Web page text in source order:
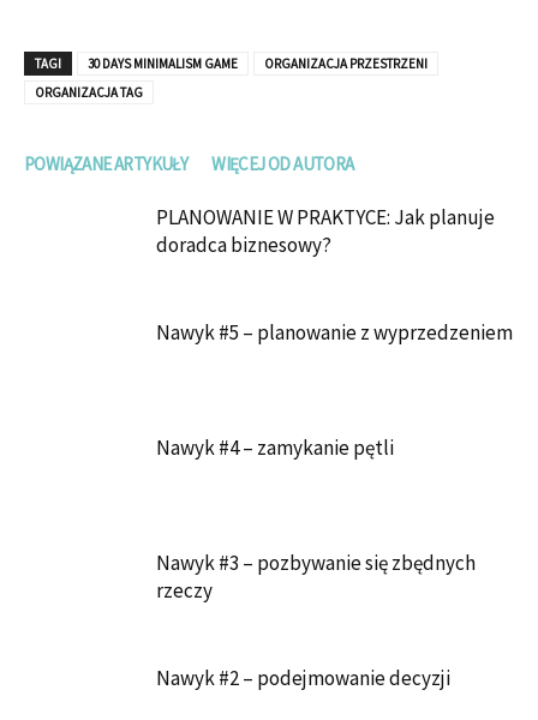
TAGI 30 DAYS MINIMALISM GAME
ORGANIZACJA PRZESTRZENI
ORGANIZACJA TAG
POWIĄZANE ARTYKUŁY WIĘCEJ OD AUTORA
PLANOWANIE W PRAKTYCE: Jak planuje
doradca biznesowy?
Nawyk #5 – planowanie z wyprzedzeniem
Nawyk #4 – zamykanie pętli
Nawyk #3 – pozbywanie się zbędnych
rzeczy
Nawyk #2 – podejmowanie decyzji